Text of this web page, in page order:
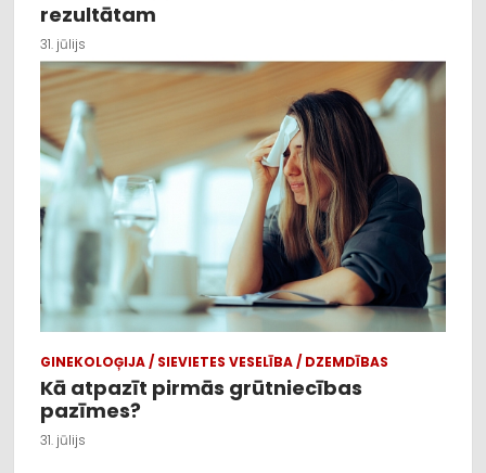
rezultātam
31. jūlijs
GINEKOLOĢIJA / SIEVIETES VESELĪBA / DZEMDĪBAS
Kā atpazīt pirmās grūtniecības
pazīmes?
31. jūlijs